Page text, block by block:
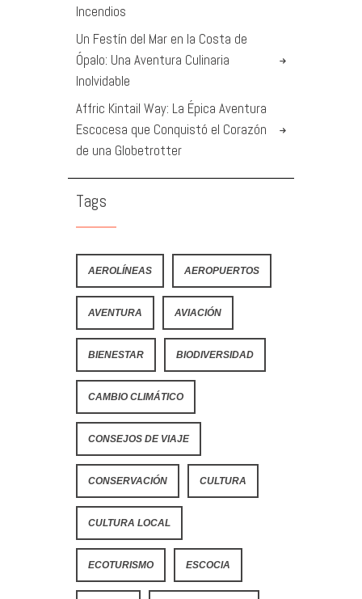
Incendios
Un Festín del Mar en la Costa de
Ópalo: Una Aventura Culinaria
Inolvidable
Affric Kintail Way: La Épica Aventura
Escocesa que Conquistó el Corazón
de una Globetrotter
Tags
AEROLÍNEAS AEROPUERTOS
AVENTURA AVIACIÓN
BIENESTAR BIODIVERSIDAD
CAMBIO CLIMÁTICO
CONSEJOS DE VIAJE
CONSERVACIÓN CULTURA
CULTURA LOCAL
ECOTURISMO ESCOCIA